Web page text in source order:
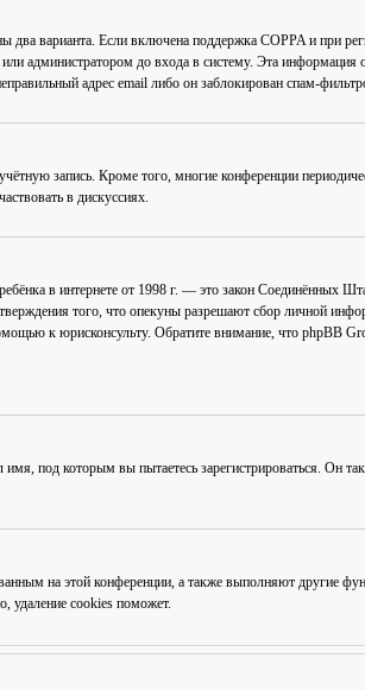
варианта. Если включена поддержка COPPA и при
администратором до входа в систему. Эта
адрес email либо он заблокирован спам-
запись. Кроме того, многие конференции
в дискуссиях.
в интернете от 1998 г. — это закон Соединённых
того, что опекуны разрешают сбор личной
к юрисконсульту. Обратите внимание, что phpBB
под которым вы пытаетесь зарегистрироваться. Он
на этой конференции, а также выполняют другие
удаление cookies поможет.